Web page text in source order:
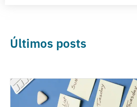
Últimos posts